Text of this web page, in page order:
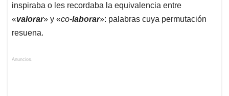
inspiraba o les recordaba la equivalencia entre
«valorar» y «co-laborar»: palabras cuya permutación
resuena.
Anuncios.